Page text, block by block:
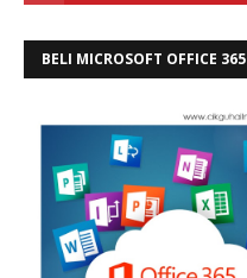
BELI MICROSOFT OFFICE 365